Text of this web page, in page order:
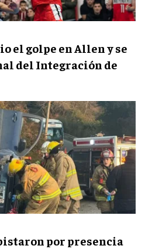
el golpe en Allen y se
del Integración de
por presencia